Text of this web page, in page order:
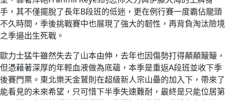
手，其不僅擺脫了長年B段班的低迷，更在例行賽一度霸佔龍頭
不久時間，季後挑戰賽中也展現了強大的韌性，再背負淘汰險境
之季逼出生死戰。
歐力士猛牛雖然失去了山本由伸，去年也因傷勢打得顛顛簸簸，
但憑藉著深厚的年輕血液做為底蘊，本季是重返A段班並收下季
後賽門票。東北樂天金鷲則在超級新人宗山壘的加入下，帶來了
能看見的未來希望，只可惜下半季失速難耐，最終是只能位居第